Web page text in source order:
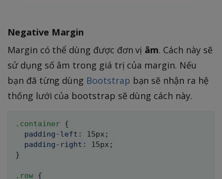
Negative Margin
Margin có thể dùng được đơn vị âm. Cách này sẽ
sử dụng số âm trong giá trị của margin. Nếu
bạn đã từng dùng Bootstrap bạn sẽ nhận ra hệ
thống lưới của bootstrap sẽ dùng cách này.
.container {
padding-left : 15px ;
padding-right : 15px ;
}
.row {